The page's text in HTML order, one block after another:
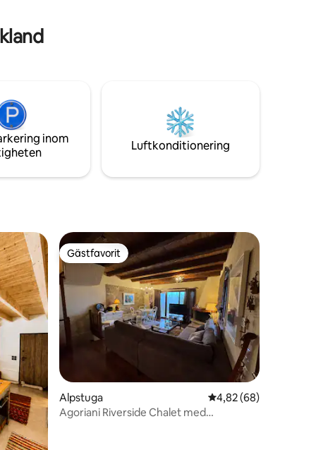
inom
Luftkonditionering
Gästfavorit
Gästfavorit
Alpstuga 4,82 av 5 i
4,82 (68)
Agoriani Riverside Chalet med